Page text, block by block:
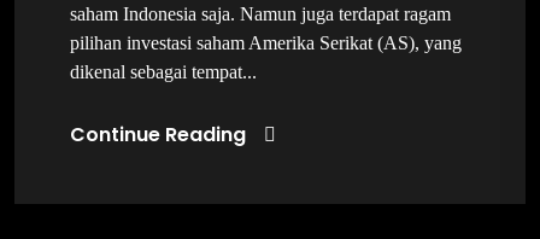
saham Indonesia saja. Namun juga terdapat ragam
pilihan investasi saham Amerika Serikat (AS), yang
dikenal sebagai tempat...
Continue Reading